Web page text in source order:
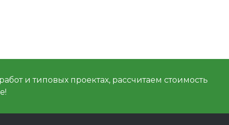
и типовых проектах, рассчитаем стоимость